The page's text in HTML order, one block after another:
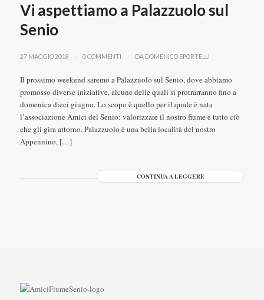
Vi aspettiamo a Palazzuolo sul
Senio
27 MAGGIO 2018 / 0 COMMENTI / DA DOMENICO SPORTELLI
Il prossimo weekend saremo a Palazzuolo sul Senio, dove abbiamo
promosso diverse iniziative, alcune delle quali si protrarranno fino a
domenica dieci giugno. Lo scopo è quello per il quale è nata
l’associazione Amici del Senio: valorizzare il nostro fiume e tutto ciò
che gli gira attorno. Palazzuolo è una bella località del nostro
Appennino, […]
CONTINUA A LEGGERE